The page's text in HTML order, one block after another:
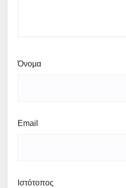
Όνομα
Email
Ιστότοπος